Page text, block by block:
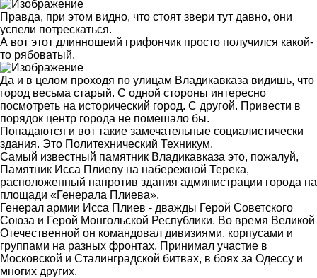
Правда, при этом видно, что стоят звери тут давно, они
успели потрескаться.
А вот этот длинношеий грифончик просто получился какой-
то рябоватый.
Да и в целом проходя по улицам Владикавказа видишь, что
город весьма старый. С одной стороны интересно
посмотреть на исторический город. С другой. Привести в
порядок центр города не помешало бы.
Попадаются и вот такие замечательные социалистически
здания. Это Политехнический Техникум.
Самый известный памятник Владикавказа это, пожалуй,
Памятник Исса Плиеву на набережной Терека,
расположенный напротив здания администрации города на
площади «Генерала Плиева».
Генерал армии Исса Плиев - дважды Герой Советского
Союза и Герой Монгольской Республики. Во время Великой
Отечественной он командовал дивизиями, корпусами и
группами на разных фронтах. Принимал участие в
Московской и Сталинградской битвах, в боях за Одессу и
многих других.